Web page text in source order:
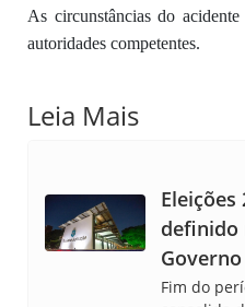
As circunstâncias do
autoridades competentes.
Leia Mais
Eleições
definido
Fim do